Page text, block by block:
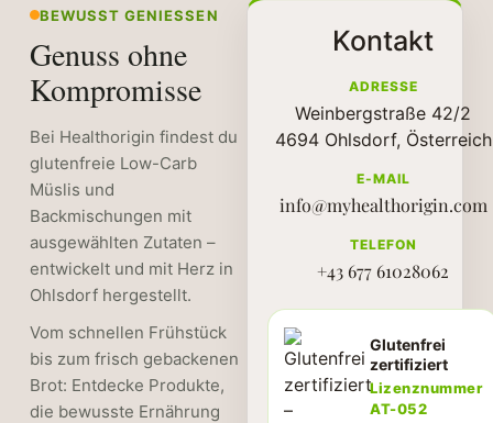
BEWUSST GENIESSEN
Genuss ohne
Kompromisse
Bei Healthorigin findest du
glutenfreie Low-Carb
Müslis und
Backmischungen mit
ausgewählten Zutaten –
entwickelt und mit Herz in
Ohlsdorf hergestellt.
Vom schnellen Frühstück
bis zum frisch gebackenen
Brot: Entdecke Produkte,
die bewusste Ernährung
Kontakt
ADRESSE
Weinbergstraße 42/2
4694 Ohlsdorf, Österreich
E-MAIL
info@myhealthorigin.com
TELEFON
+43 677 61028062
Glutenfrei
zertifiziert
Lizenznummer
AT-052